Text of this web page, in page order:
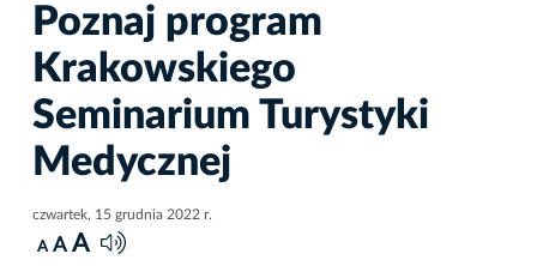
Poznaj program
Krakowskiego
Seminarium Turystyki
Medycznej
czwartek, 15 grudnia 2022 r.
A A A